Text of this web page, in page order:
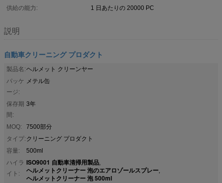
供給の能力:
1 日あたりの 20000 PC
説明
自動車クリーニング プロダクト
製品名:ヘルメット クリーンヤー
パッケ
ージ:
メテル缶
保存期
間:
3年
MOQ:
7500部分
タイプ: クリーニング プロダクト
容量:
500ml
ハイラ
イト:
ISO9001 自動車清掃用製品,
ヘルメットクリーナー 泡のエアロゾールスプレー,
ヘルメットクリーナー 泡 500ml